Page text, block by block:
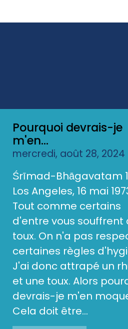
Pourquoi devrais-je
m'en...
mercredi, août 28, 2024
Śrīmad-Bhāgavatam
Los Angeles, 16 mai
Tout comme certains
d'entre vous souffrent
toux. On n'a pas
certaines règles
J'ai donc attrapé un
et une toux. Alors
devrais-je m'en
Cela doit être...